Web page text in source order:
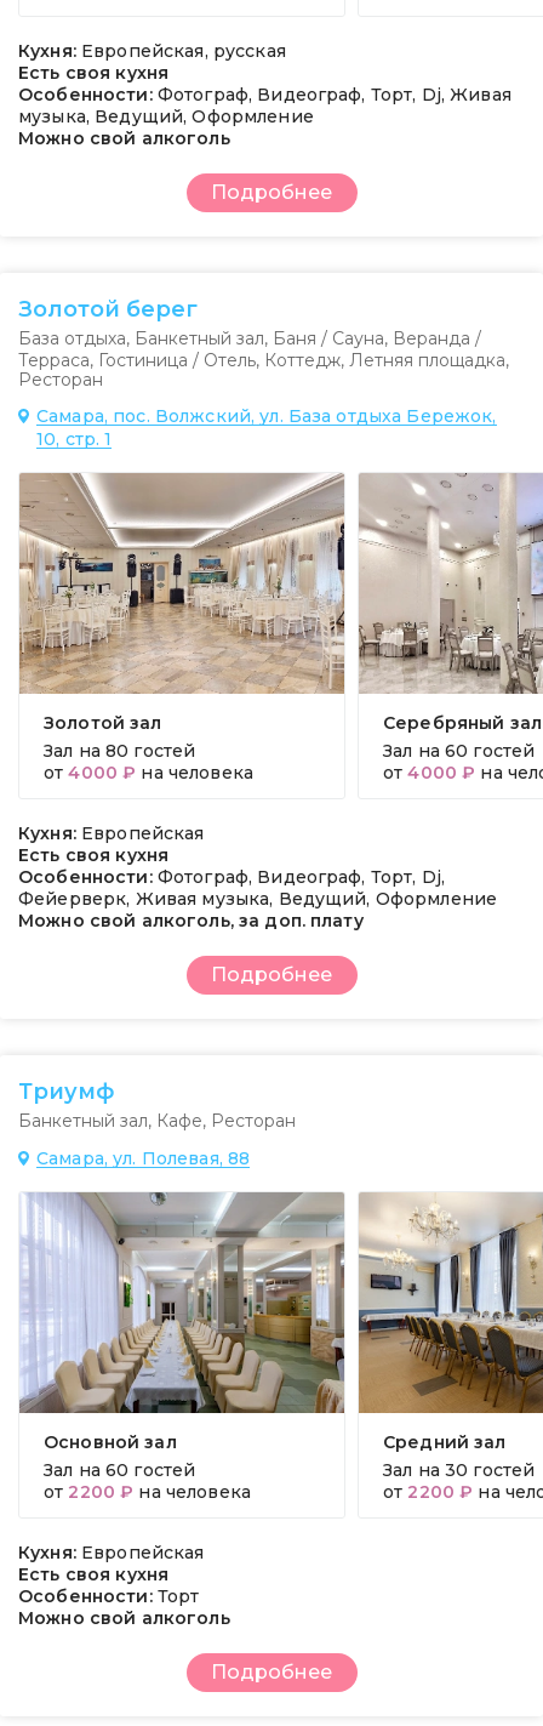
Кухня: Европейская, русская
Есть своя кухня
Особенности: Фотограф, Видеограф, Торт, Dj, Живая
музыка, Ведущий, Оформление
Можно свой алкоголь
Подробнее
Золотой берег
База отдыха, Банкетный зал, Баня / Сауна, Веранда /
Терраса, Гостиница / Отель, Коттедж, Летняя площадка,
Ресторан
Самара, пос. Волжский, ул. База отдыха Бережок,
10, стр. 1
Золотой зал
Зал на 80 гостей
от4000 ₽ на человека
Серебряный зал
Зал на 60 гостей
от4000 ₽ на
Кухня: Европейская
Есть своя кухня
Особенности: Фотограф, Видеограф, Торт, Dj,
Фейерверк, Живая музыка, Ведущий, Оформление
Можно свой алкоголь, за доп. плату
Подробнее
Триумф
Банкетный зал, Кафе, Ресторан
Самара, ул. Полевая, 88
Основной зал
Зал на 60 гостей
от 2200 ₽ на человека
Средний зал
Зал на 30 гостей
от 2200 ₽ на
Кухня: Европейская
Есть своя кухня
Особенности: Торт
Можно свой алкоголь
Подробнее